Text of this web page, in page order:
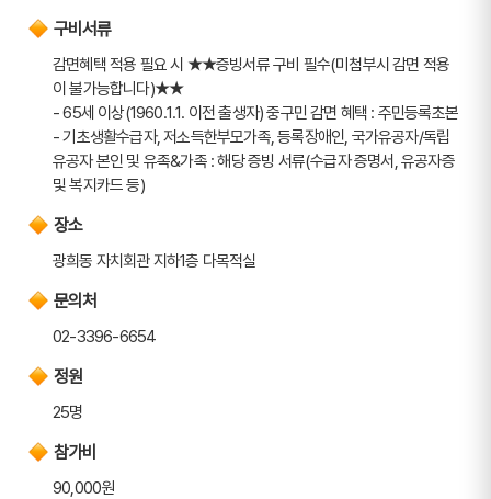
구비서류
감면혜택 적용 필요 시 ★★증빙서류 구비 필수(미첨부시 감면 적용
이 불가능합니다)★★
- 65세 이상(1960.1.1. 이전 출생자) 중구민 감면 혜택 : 주민등록초본
- 기초생활수급자, 저소득한부모가족, 등록장애인, 국가유공자/독립
유공자 본인 및 유족&가족 : 해당 증빙 서류(수급자 증명서, 유공자증
및 복지카드 등)
장소
광희동 자치회관 지하1층 다목적실
문의처
02-3396-6654
정원
25명
참가비
90,000원